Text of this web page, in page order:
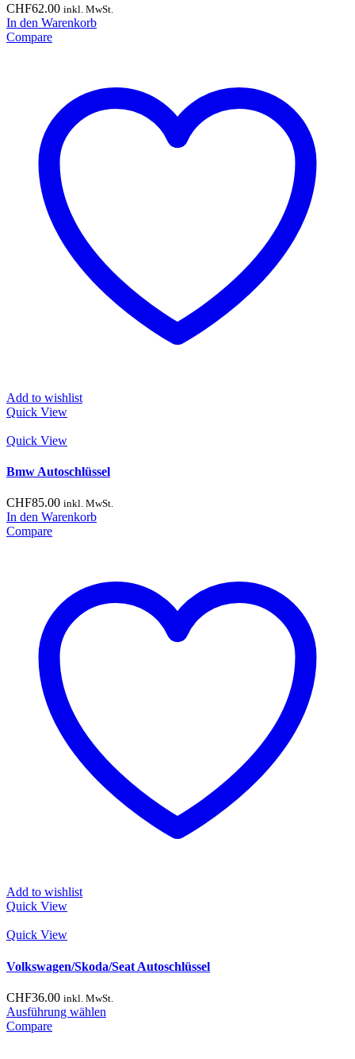
CHF62.00 inkl. MwSt.
In den Warenkorb
Compare
Add to wishlist
Quick View
Quick View
Bmw Autoschlüssel
CHF85.00 inkl. MwSt.
In den Warenkorb
Compare
Add to wishlist
Quick View
Quick View
Volkswagen/Skoda/Seat Autoschlüssel
CHF36.00 inkl. MwSt.
Ausführung wählen
Compare